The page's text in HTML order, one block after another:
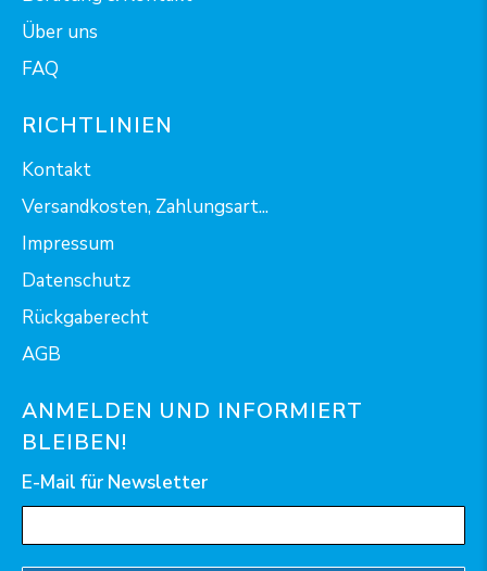
Über uns
FAQ
RICHTLINIEN
Kontakt
Versandkosten, Zahlungsart...
Impressum
Datenschutz
Rückgaberecht
AGB
ANMELDEN UND INFORMIERT
BLEIBEN!
E-Mail für Newsletter